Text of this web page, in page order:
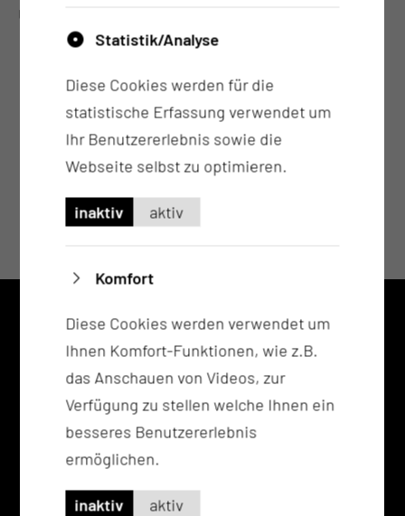
Unser Leistungsangebot finden Sie in Kürze.
KONTAKT
www.thiem-care.ctk.de/
ADRESSE
Thiem-Care GmbH
Statistik/Analyse
Diese Cookies werden für die
statistische Erfassung verwendet um
Ihr Benutzererlebnis sowie die
Webseite selbst zu optimieren.
inaktiv aktiv
Komfort
Diese Cookies werden verwendet um
Ihnen Komfort-Funktionen, wie z.B.
das Anschauen von Videos, zur
Verfügung zu stellen welche Ihnen ein
besseres Benutzererlebnis
ermöglichen.
inaktiv aktiv